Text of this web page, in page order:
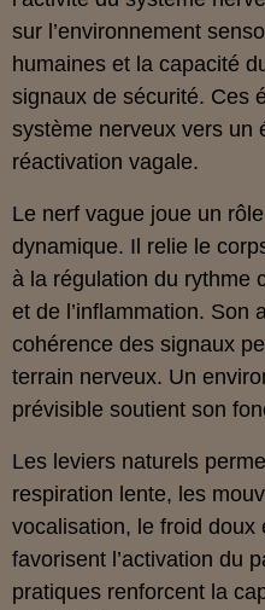
sur l’environnement
humaines et la capacité
signaux de sécurité. Ces
système nerveux vers un
réactivation vagale.
Le nerf vague joue un
dynamique. Il relie le
à la régulation du rythme
et de l’inflammation. Son
cohérence des signaux
terrain nerveux. Un
prévisible soutient son
Les leviers naturels
respiration lente, les
vocalisation, le froid doux
favorisent l’activation du
pratiques renforcent la